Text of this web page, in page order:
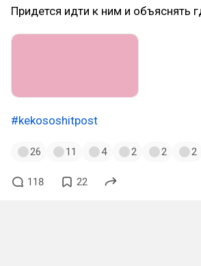
Придется идти к ним и объяснять
#kekososhitpost
26 11 4 2 2 2
118 22